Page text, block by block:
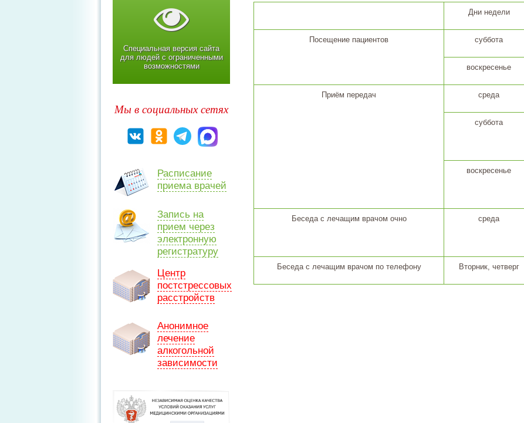
Дни недели
Посещение пациентов суббота
воскресенье
Приём передач среда
суббота
воскресенье
Беседа с лечащим врачом очно среда
Беседа с лечащим врачом по телефону Вторник, четверг
Специальная версия сайта
для людей с ограниченными
возможностями
Мы в социальных сетях
Расписание
приема врачей
Запись на
прием через
электронную
регистратуру
Центр
постстрессовых
расстройств
Анонимное
лечение
алкогольной
зависимости